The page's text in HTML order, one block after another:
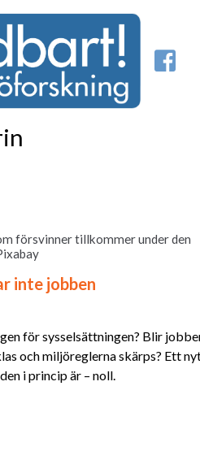

försvinner tillkommer under den
inte jobben
för sysselsättningen? Blir
och miljöreglerna skärps? Ett
i princip är – noll.